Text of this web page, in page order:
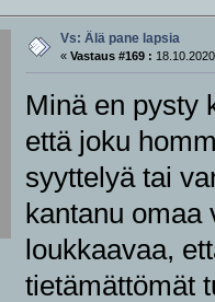
Vs: Älä pane lapsia
« Vastaus #169 :
Minä en pysty
että joku
syyttelyä tai
kantanu omaa
loukkaavaa,
tietämättömät